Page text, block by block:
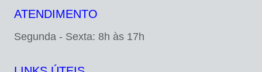
ATENDIMENTO
Segunda - Sexta: 8h às 17h